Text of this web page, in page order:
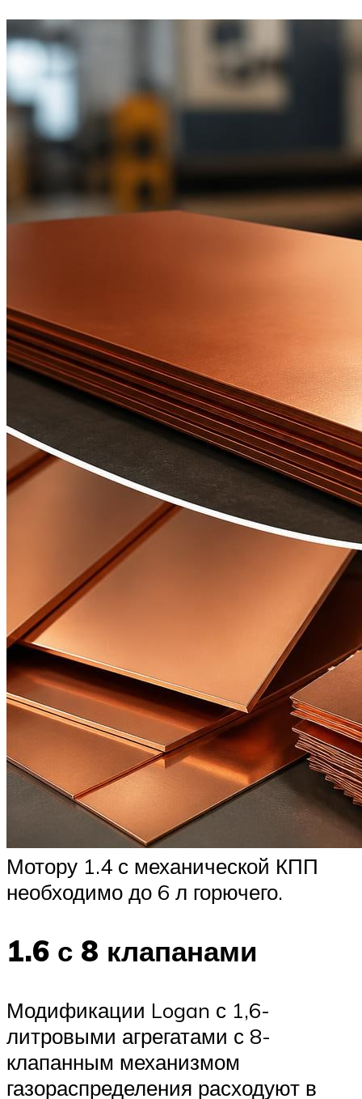
Мотору 1.4 с механической КПП
необходимо до 6 л горючего.
1.6 с 8 клапанами
Модификации Logan с 1,6-
литровыми агрегатами с 8-
клапанным механизмом
газораспределения расходуют в